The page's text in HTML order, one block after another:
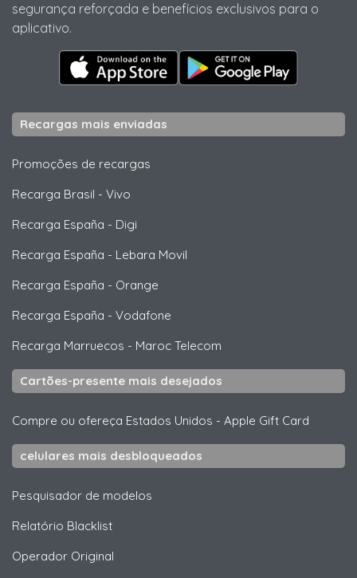
segurança reforçada e benefícios exclusivos para o
aplicativo.
Recargas mais enviadas
Promoções de recargas
Recarga Brasil - Vivo
Recarga España - Digi
Recarga España - Lebara Movil
Recarga España - Orange
Recarga España - Vodafone
Recarga Marruecos - Maroc Telecom
Cartões-presente mais desejados
Compre ou ofereça Estados Unidos - Apple Gift Card
celulares mais desbloqueados
Pesquisador de modelos
Relatório Blacklist
Operador Original